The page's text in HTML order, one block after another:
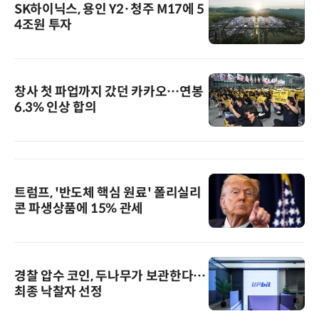
SK하이닉스, 용인 Y2·청주 M17에 5
4조원 투자
창사 첫 파업까지 갔던 카카오…연봉
6.3% 인상 합의
트럼프, '반도체 핵심 원료' 폴리실리
콘 파생상품에 15% 관세
경찰 압수 코인, 두나무가 보관한다…
최종 낙찰자 선정